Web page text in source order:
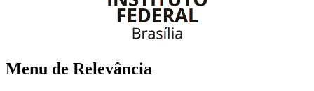
Menu de Relevância